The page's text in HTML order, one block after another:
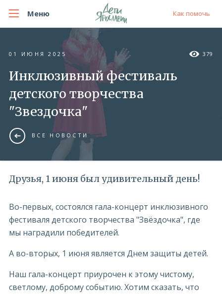
Меню Как помочь
01 ИЮНЯ 2025 379
Инклюзивный фестиваль
детского творчества
"Звездочка"
ВСЕ НОВОСТИ
Друзья, 1 июня был удивительный день!
Во-первых, состоялся гала-концерт инклюзивного
фестиваля детского творчества "Звёздочка", где
мы наградили победителей.
А во-вторых, 1 июня является Днем защиты детей.
Наш гала-концерт приурочен к этому чистому,
светлому, доброму событию. Хотим сказать, что